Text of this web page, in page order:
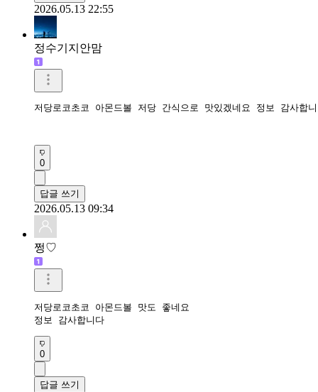
2026.05.13 22:55
정수기지안맘
저당로코초코 아몬드볼 저당 간식으로 맛있겠네요 정보 감사합
0
답글 쓰기
2026.05.13 09:34
쩡♡
저당로코초코 아몬드볼 맛도 좋네요
정보 감사합니다
0
답글 쓰기